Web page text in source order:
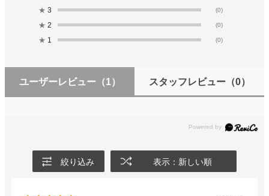
★ 3 (0)
★ 2 (0)
★ 1 (0)
ユーザーレビュー （1） スタッフレビュー（0）
絞り込み 表示：新しい順